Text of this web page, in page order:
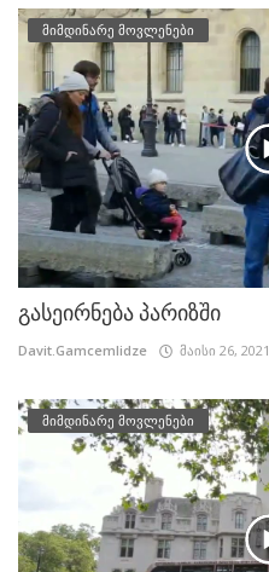
მიმდინარე მოვლენები
გასეირნება პარიზში
Davit.Gamcemlidze მაისი 26, 2021
მიმდინარე მოვლენები